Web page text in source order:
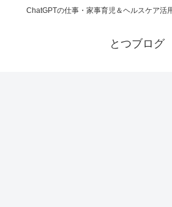
ChatGPTの仕事・家事育児＆ヘルスケア活
とつブログ